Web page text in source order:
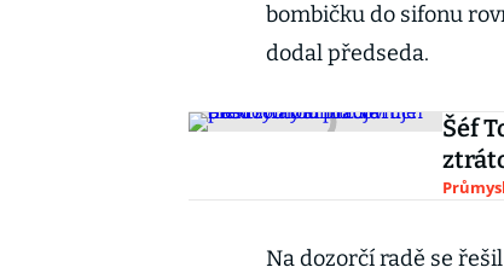
bombičku do sifonu
dodal předseda.
Šéf
Na dozorčí radě se